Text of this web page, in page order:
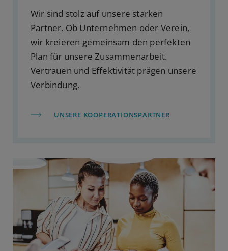
Wir sind stolz auf unsere starken
Partner. Ob Unternehmen oder Verein,
wir kreieren gemeinsam den perfekten
Plan für unsere Zusammenarbeit.
Vertrauen und Effektivität prägen unsere
Verbindung.
UNSERE KOOPERATIONSPARTNER